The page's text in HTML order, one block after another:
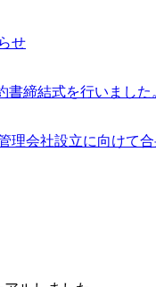
せ
書締結式を行いました
理会社設立に向けて